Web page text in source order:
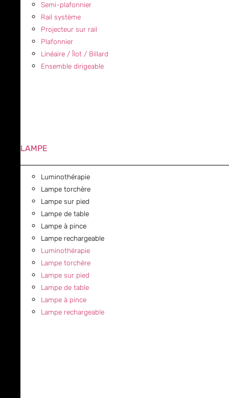
Semi-plafonnier
Rail système
Projecteur sur rail
Plafonnier
Linéaire / Îlot / Billard
Ensemble dirigeable
LAMPE
Luminothérapie
Lampe torchère
Lampe sur pied
Lampe de table
Lampe à pince
Lampe rechargeable
Luminothérapie
Lampe torchère
Lampe sur pied
Lampe de table
Lampe à pince
Lampe rechargeable